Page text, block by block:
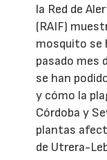
la Red de
(RAIF)
mosquito se
pasado mes
se han
y cómo la
Córdoba y
plantas
de Utrera-